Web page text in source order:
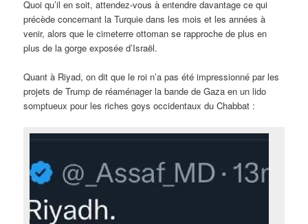
Quoi qu’il en soit, attendez-vous à entendre davantage ce qui
précède concernant la Turquie dans les mois et les années à
venir, alors que le cimeterre ottoman se rapproche de plus en
plus de la gorge exposée d’Israël.
Quant à Riyad, on dit que le roi n’a pas été impressionné par les
projets de Trump de réaménager la bande de Gaza en un lido
somptueux pour les riches goys occidentaux du Chabbat :